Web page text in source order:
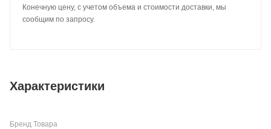
Конечную цену, с учетом объема и стоимости доставки, мы
сообщим по запросу.
Характеристики
Бренд Товара